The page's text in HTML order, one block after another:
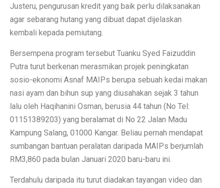
Justeru, pengurusan kredit yang baik perlu dilaksanakan
agar sebarang hutang yang dibuat dapat dijelaskan
kembali kepada pemiutang.
Bersempena program tersebut Tuanku Syed Faizuddin
Putra turut berkenan merasmikan projek peningkatan
sosio-ekonomi Asnaf MAIPs berupa sebuah kedai makan
nasi ayam dan bihun sup yang diusahakan sejak 3 tahun
lalu oleh Haqihanini Osman, berusia 44 tahun (No Tel:
01151389203) yang beralamat di No 22 Jalan Madu
Kampung Salang, 01000 Kangar. Beliau pernah mendapat
sumbangan bantuan peralatan daripada MAIPs berjumlah
RM3,860 pada bulan Januari 2020 baru-baru ini.
Terdahulu daripada itu turut diadakan tayangan video dan